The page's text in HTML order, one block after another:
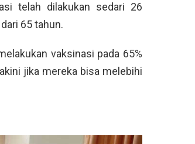
telah dilakukan sedari 26
65 tahun.
vaksinasi pada 65%
jika mereka bisa melebihi